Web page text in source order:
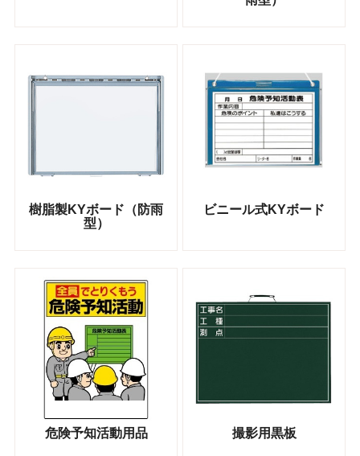
樹脂製KYボード（防雨
型）
ビニール式KYボード
危険予知活動用品 撮影用黒板